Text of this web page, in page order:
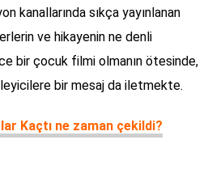
sıkça yayınlanan
ve hikayenin ne denli
bir çocuk filmi olmanın ötesinde,
bir mesaj da iletmekte.
Kaçtı ne zaman çekildi?